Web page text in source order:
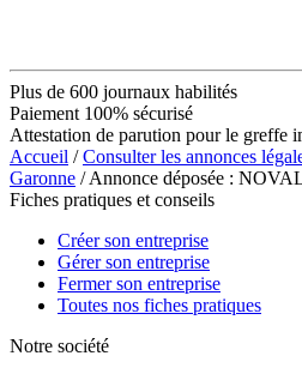
Plus de 600 journaux habilités
Paiement 100% sécurisé
Attestation de parution pour le greffe
Accueil /Consulter les annonces
Garonne / Annonce déposée :
Fiches pratiques et conseils
Créer son entreprise
Gérer son entreprise
Fermer son entreprise
Toutes nos fiches pratiques
Notre société